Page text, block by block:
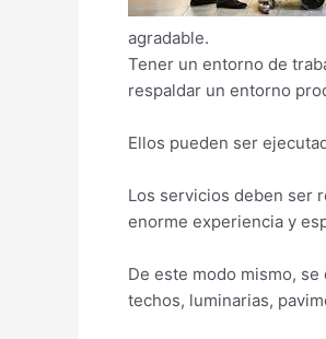
agradable.
Tener un entorno de
respaldar un entorno
Ellos pueden ser
Los servicios deben ser
enorme experiencia y
De este modo mismo,
techos, luminarias,